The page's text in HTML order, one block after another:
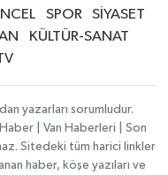
SPOR
SİYASET
KÜLTÜR-SANAT
yazarları sorumludur.
| Van Haberleri | Son
Sitedeki tüm harici linkler
haber, köşe yazıları ve